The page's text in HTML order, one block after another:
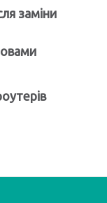
заміни